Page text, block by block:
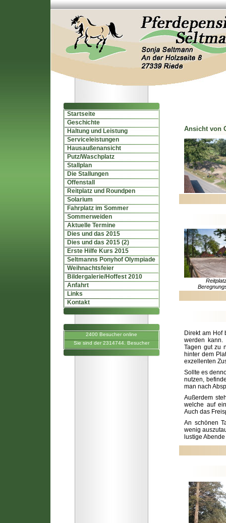
Startseite
Geschichte
Haltung und Leistung
Serviceleistungen
Hausaußenansicht
Putz/Waschplatz
Stallplan
Die Stallungen
Offenstall
Reitplatz und Roundpen
Solarium
Fahrplatz im Sommer
Sommerweiden
Aktuelle Termine
Dies und das 2015
Dies und das 2015 (2)
Erste Hilfe Kurs 2015
Seltmanns Ponyhof Olympiade
Weihnachtsfeier
Bildergalerie/Hoffest 2010
Anfahrt
Links
Kontakt
2400 Besucher online
Sie sind der 2314744. Besucher
Ansicht von
Direkt am Hof
werden
Tagen gut zu
hinter dem
exzellenten
Sollte es
nutzen,
man nach
Außerdem
welche auf
Auch das
An schönen
wenig
lustige